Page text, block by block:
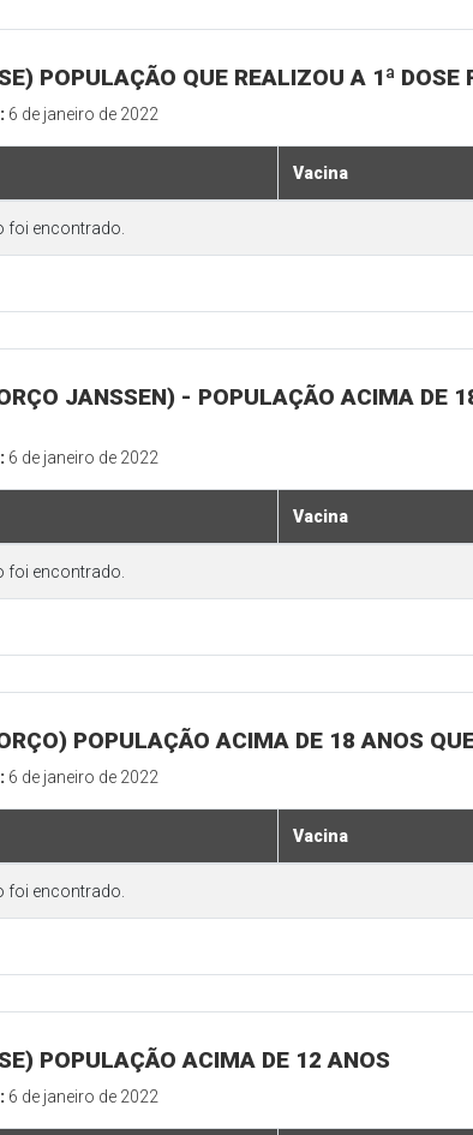
POPULAÇÃO QUE REALIZOU A 1ª
6 de janeiro de 2022
Vacina
foi encontrado.
JANSSEN) - POPULAÇÃO ACIMA DE
6 de janeiro de 2022
Vacina
foi encontrado.
POPULAÇÃO ACIMA DE 18 ANOS
6 de janeiro de 2022
Vacina
foi encontrado.
POPULAÇÃO ACIMA DE 12 ANOS
6 de janeiro de 2022